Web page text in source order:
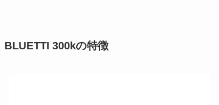
BLUETTI 300kの特徴